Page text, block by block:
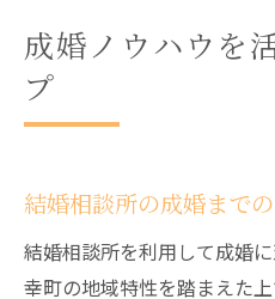
成婚ノウハウを
プ
結婚相談所の成婚まで
結婚相談所を利用して成婚
幸町の地域特性を踏まえた